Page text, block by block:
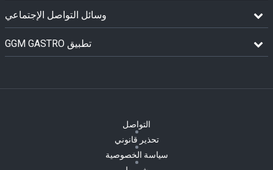
وسائل التواصل الإجتماعي
GGM GASTRO تطبيق
التواصل
تحذير قانوني
سياسة الخصوصية